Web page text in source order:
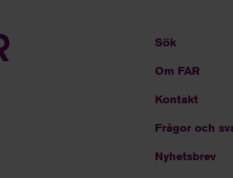
Sök
Om FAR
Kontakt
Frågor och
Nyhetsbrev